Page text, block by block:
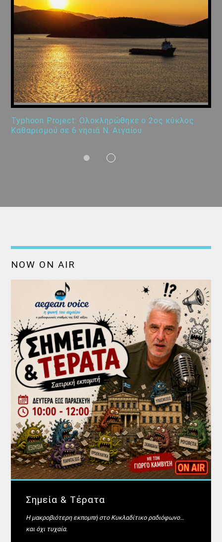
Typhoon Project: Ολοκληρώθηκε ο 2ος κύκλος
Καθαρισμού σε 6 νησιά Ν. Αιγαίου
NOW ON AIR
Σημεία & Τέρατα
Η μακροβιότερη εκπομπή στο Κυκλαδίτικο ραδιόφωνο…
και όχι τυχαία.